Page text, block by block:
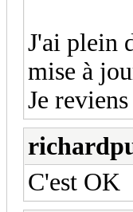
J'ai plein
mise à
Je
C'est OK